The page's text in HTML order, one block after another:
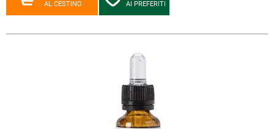
AL CESTINO
AI PREFERITI